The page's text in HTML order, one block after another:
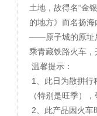
土地，故得名“金
的地方》而名扬
——原子城的原址
乘青藏铁路火车，
温馨提示：
1、此日为散拼行
（特别是旺季），
2、此产品因火车